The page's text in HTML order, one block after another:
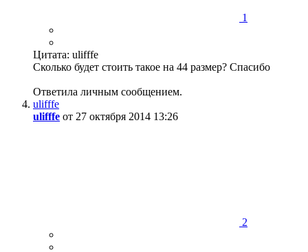
1
Цитата: ulifffe
Сколько будет стоить такое на 44 размер? Спасибо
Ответила личным сообщением.
ulifffe
ulifffe от 27 октября 2014 13:26
2